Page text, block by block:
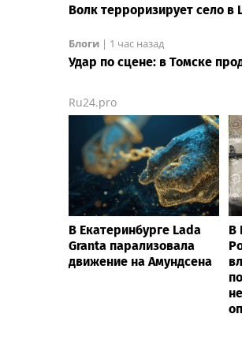
Волк терроризирует село
Блоги | 1 час назад
Удар по сцене: в Томске
Ru24.pro
В Екатеринбурге Lada
Granta парализовала
движение на Амундсена
В